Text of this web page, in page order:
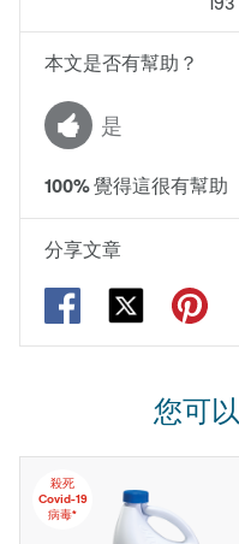
本文是否有幫助？
是
100%覺得這很有幫助
分享文章
您可
殺死
Covid-19
病毒*